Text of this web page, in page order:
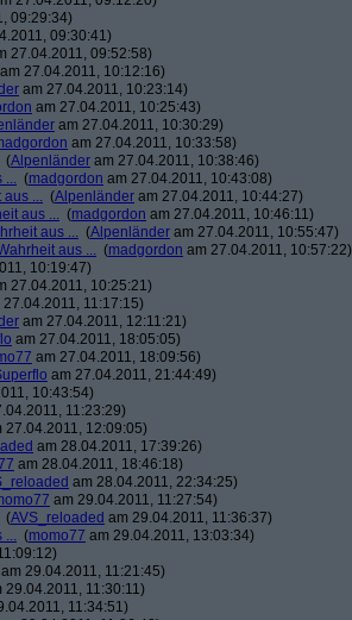
09:29:34)
09:30:41)
27.04.2011, 09:52:58)
am 27.04.2011, 10:12:16)
am 27.04.2011, 10:23:14)
am 27.04.2011, 10:25:43)
am 27.04.2011, 10:30:29)
am 27.04.2011, 10:33:58)
(Alpenländer am 27.04.2011, 10:38:46)
... (madgordon am 27.04.2011, 10:43:08)
... (Alpenländer am 27.04.2011, 10:44:27)
aus ... (madgordon am 27.04.2011, 10:46:11)
aus ... (Alpenländer am 27.04.2011, 10:55:47)
aus ... (madgordon am 27.04.2011, 10:57:22)
10:19:47)
27.04.2011, 10:25:21)
27.04.2011, 11:17:15)
am 27.04.2011, 12:11:21)
am 27.04.2011, 18:05:05)
am 27.04.2011, 18:09:56)
am 27.04.2011, 21:44:49)
10:43:54)
11:23:29)
27.04.2011, 12:09:05)
am 28.04.2011, 17:39:26)
am 28.04.2011, 18:46:18)
am 28.04.2011, 22:34:25)
am 29.04.2011, 11:27:54)
(AVS_reloaded am 29.04.2011, 11:36:37)
... (momo77 am 29.04.2011, 13:03:34)
am 29.04.2011, 11:21:45)
29.04.2011, 11:30:11)
11:34:51)